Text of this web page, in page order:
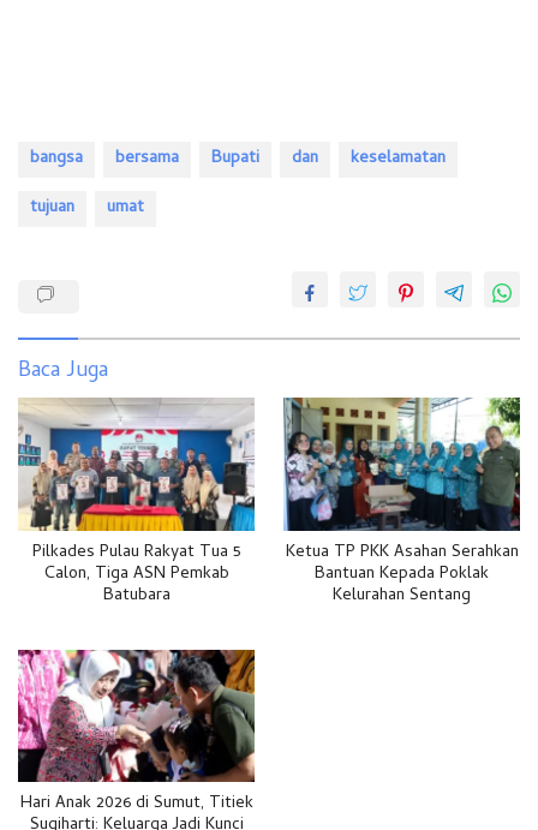
bangsa bersama Bupati dan
keselamatan
tujuan
umat
Baca Juga
Pilkades Pulau Rakyat Tua 5
Calon, Tiga ASN Pemkab
Batubara
Ketua TP PKK Asahan Serahkan
Bantuan Kepada Poklak
Kelurahan Sentang
Hari Anak 2026 di Sumut, Titiek